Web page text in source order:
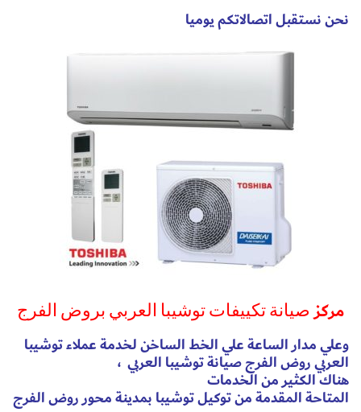
نحن نستقبل اتصالاتكم يوميا
مركزصيانة تكييفات توشيبا العربي بروض الفرج
وعلي مدار الساعة علي الخط الساخن لخدمة عملاء توشيبا
العربي روض الفرجصيانة توشيبا العربي ،
هناك الكثير من الخدمات
المتاحة المقدمة من توكيل توشيبا بمدينة محور روض الفرج